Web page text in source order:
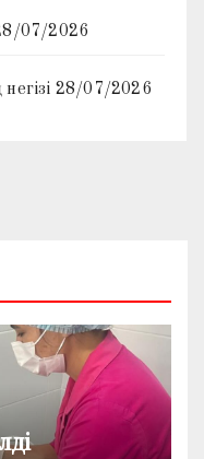
07/2026
28/07/2026